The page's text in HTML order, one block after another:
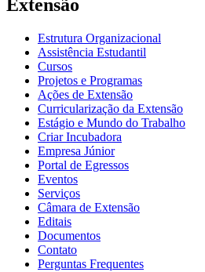
Extensão
Estrutura Organizacional
Assistência Estudantil
Cursos
Projetos e Programas
Ações de Extensão
Curricularização da Extensão
Estágio e Mundo do Trabalho
Criar Incubadora
Empresa Júnior
Portal de Egressos
Eventos
Serviços
Câmara de Extensão
Editais
Documentos
Contato
Perguntas Frequentes